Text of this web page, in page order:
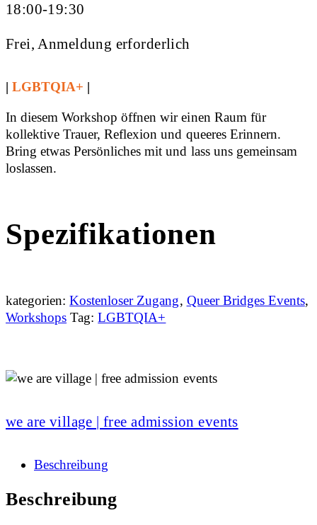
18:00-19:30
Frei, Anmeldung erforderlich
|LGBTQIA+ |
In diesem Workshop öffnen wir einen Raum für
kollektive Trauer, Reflexion und queeres Erinnern.
Bring etwas Persönliches mit und lass uns gemeinsam
loslassen.
Spezifikationen
kategorien: Kostenloser Zugang, Queer Bridges Events,
Workshops Tag: LGBTQIA+
we are village | free admission events
Beschreibung
Beschreibung